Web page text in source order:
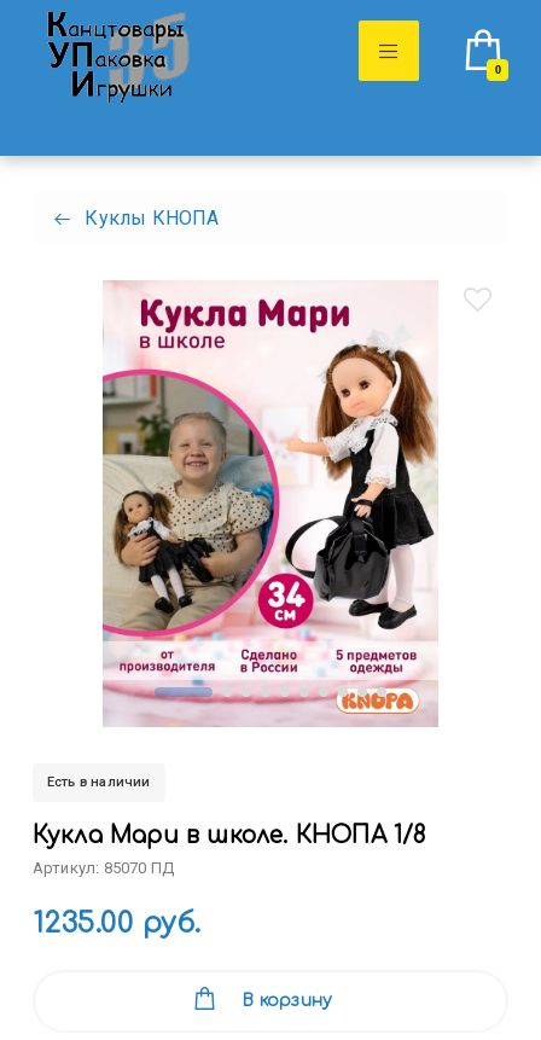
0
Куклы КНОПА
Есть в наличии
Кукла Мари в школе. КНОПА 1/8
Артикул: 85070 ПД
1235.00 руб.
В корзину